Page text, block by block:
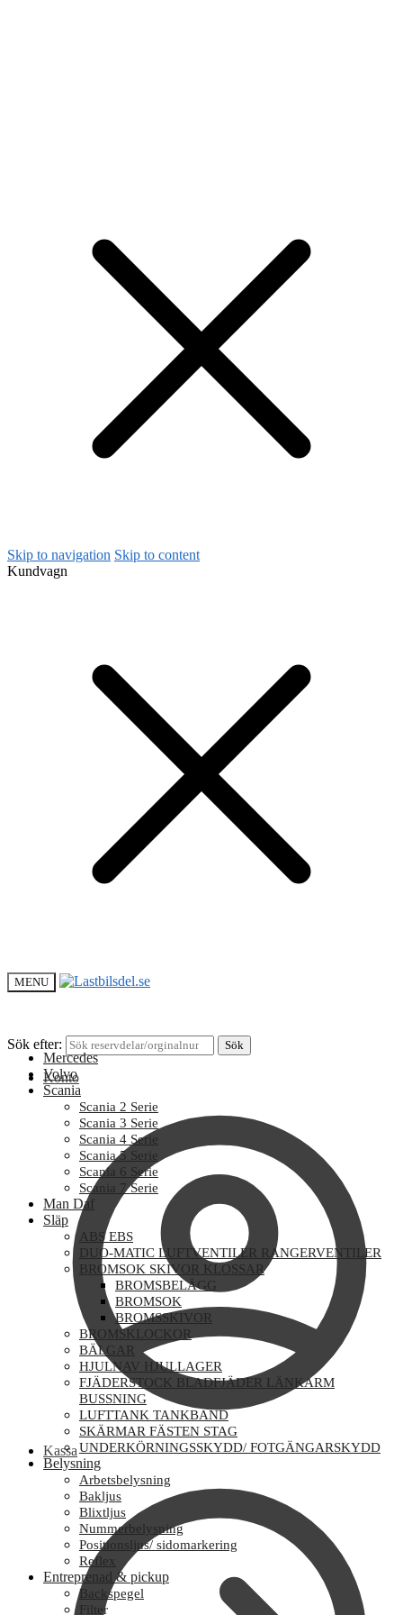
Skip to navigation Skip to content
Kundvagn
MENU
Sök efter: Sök
Konto
Kassa
Mercedes
Volvo
Scania
Scania 2 Serie
Scania 3 Serie
Scania 4 Serie
Scania 5 Serie
Scania 6 Serie
Scania 7 Serie
Man Daf
Släp
ABS EBS
DUO-MATIC LUFTVENTILER RANGERVENTILER
BROMSOK SKIVOR KLOSSAR
BROMSBELÄGG
BROMSOK
BROMSSKIVOR
BROMSKLOCKOR
BÄLGAR
HJULNAV HJULLAGER
FJÄDERSTOCK BLADFJÄDER LÄNKARM
BUSSNING
LUFTTANK TANKBAND
SKÄRMAR FÄSTEN STAG
UNDERKÖRNINGSSKYDD/ FOTGÄNGARSKYDD
Belysning
Arbetsbelysning
Bakljus
Blixtljus
Nummerbelysning
Positionsljus/ sidomarkering
Reflex
Entreprenad & pickup
Backspegel
Filter